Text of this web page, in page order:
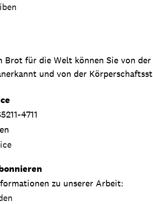
Brot für die Welt können Sie von
und von der
4711
zu unserer Arbeit: